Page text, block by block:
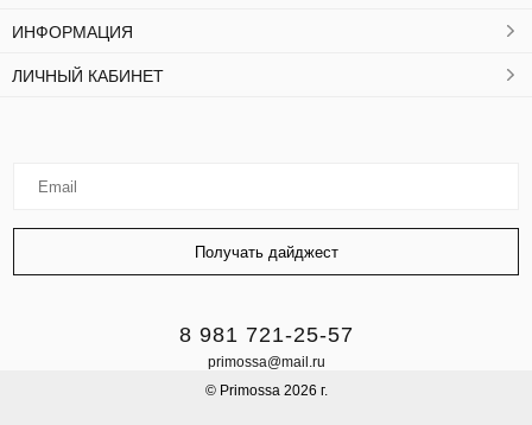
ИНФОРМАЦИЯ
ЛИЧНЫЙ КАБИНЕТ
8 981 721-25-57
primossa@mail.ru
© Primossa 2026 г.